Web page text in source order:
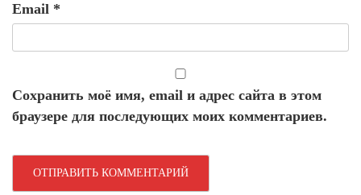
Email *
Сохранить моё имя, email и адрес сайта в этом
браузере для последующих моих комментариев.